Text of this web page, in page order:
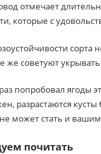
отмечает
которые с
же советуют
попробовал ягоды
разрастаются
может стать и
почитать